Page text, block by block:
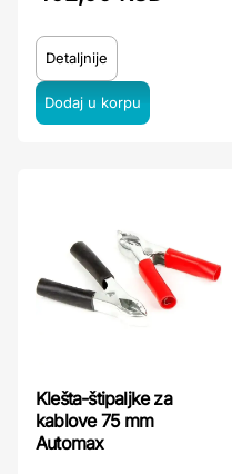
Detaljnije
Klešta-štipaljke za
kablove 75 mm
Automax